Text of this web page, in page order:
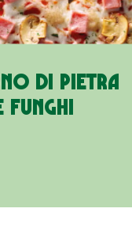
DI PIETRA
FUNGHI